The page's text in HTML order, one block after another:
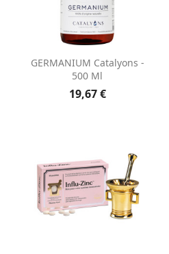
GERMANIUM Catalyons -
500 Ml
19,67 €